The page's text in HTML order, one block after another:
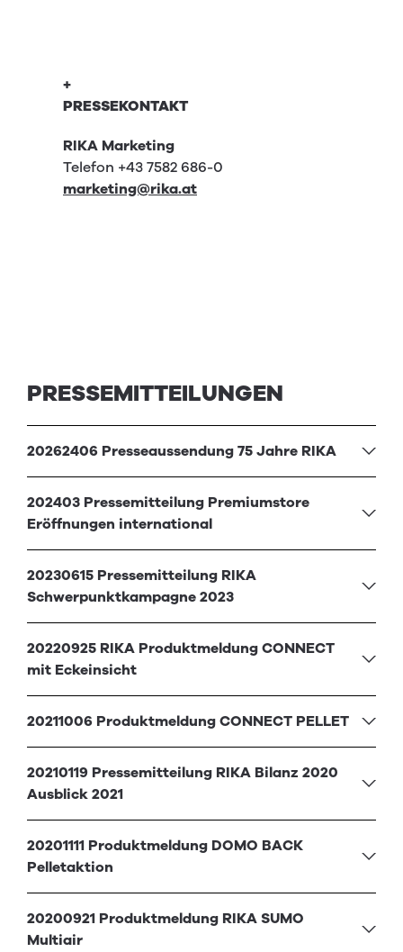
+
PRESSEKONTAKT
RIKA Marketing
Telefon +43 7582 686-0
marketing@rika.at
PRESSEMITTEILUNGEN
20262406 Presseaussendung 75 Jahre RIKA
202403 Pressemitteilung Premiumstore
Eröffnungen international
20230615 Pressemitteilung RIKA
Schwerpunktkampagne 2023
20220925 RIKA Produktmeldung CONNECT
mit Eckeinsicht
20211006 Produktmeldung CONNECT PELLET
20210119 Pressemitteilung RIKA Bilanz 2020
Ausblick 2021
20201111 Produktmeldung DOMO BACK
Pelletaktion
20200921 Produktmeldung RIKA SUMO
Multiair